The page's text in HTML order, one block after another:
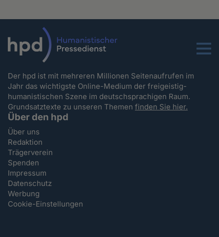
Menu
Der hpd ist mit mehreren Millionen Seitenaufrufen im
Jahr das wichtigste Online-Medium der freigeistig-
humanistischen Szene im deutschsprachigen Raum.
Grundsatztexte zu unseren Themenfinden Sie hier.
Über den hpd
Über uns
Redaktion
Trägerverein
Spenden
Impressum
Datenschutz
Werbung
Cookie-Einstellungen